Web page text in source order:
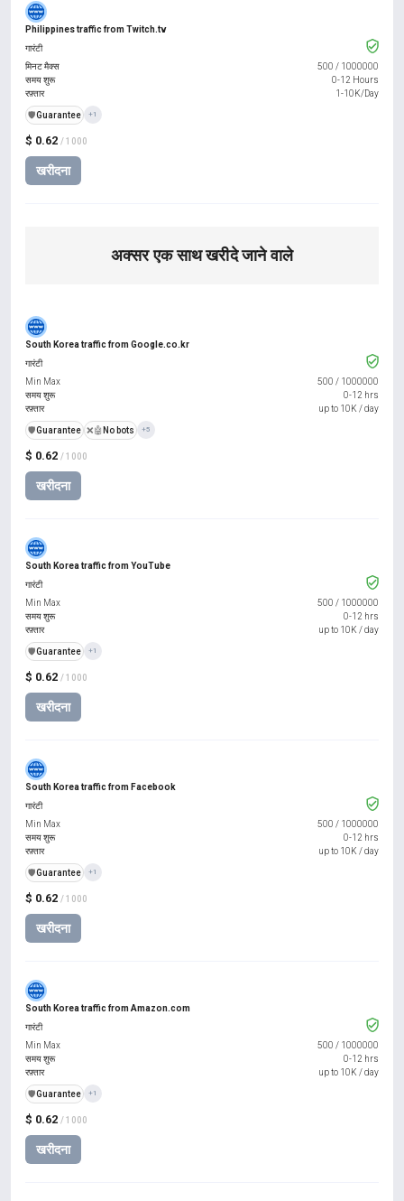
Philippines traffic from Twitch.tv
$ 0.62 / 1000
खरीदना
गारंटी
मिनट मैक्स
500 / 1000000
समय शुरू
0-12 Hours
रफ़्तार
1-10K/Day
️🛡️Guarantee +1
अक्सर एक साथ खरीदे जाने वाले
South Korea traffic from Google.co.kr
$ 0.62 / 1000
खरीदना
गारंटी
Min Max
500 / 1000000
समय शुरू
0-12 hrs
रफ़्तार
up to 10K / day
️🛡️Guarantee ❌🤖 No bots +5
South Korea traffic from YouTube
$ 0.62 / 1000
खरीदना
गारंटी
Min Max
500 / 1000000
समय शुरू
0-12 hrs
रफ़्तार
up to 10K / day
️🛡️Guarantee +1
South Korea traffic from Facebook
$ 0.62 / 1000
खरीदना
गारंटी
Min Max
500 / 1000000
समय शुरू
0-12 hrs
रफ़्तार
up to 10K / day
️🛡️Guarantee +1
South Korea traffic from Amazon.com
$ 0.62 / 1000
खरीदना
गारंटी
Min Max
500 / 1000000
समय शुरू
0-12 hrs
रफ़्तार
up to 10K / day
️🛡️Guarantee +1